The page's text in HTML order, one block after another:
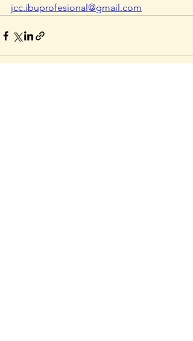
jcc.ibuprofesional@gmail.com